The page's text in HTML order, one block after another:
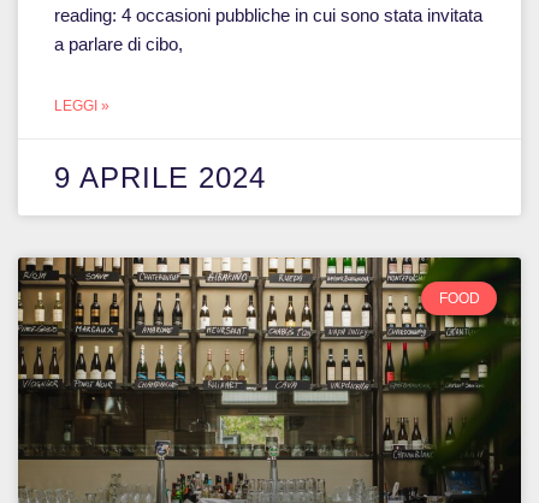
reading: 4 occasioni pubbliche in cui sono stata invitata
a parlare di cibo,
LEGGI »
9 APRILE 2024
FOOD